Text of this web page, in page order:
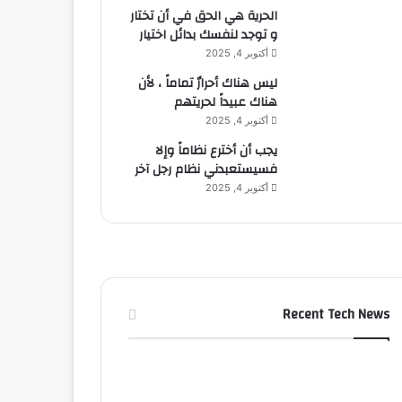
الحرية هي الحق في أن تختار
و توجد لنفسك بدائل اختيار
أكتوبر 4, 2025
ليس هناك أحرارٌ تماماً ، لأن
هناك عبيداً لحريتهم
أكتوبر 4, 2025
يجب أن أخترع نظاماً وإلا
فسيستعبدني نظام رجل آخر
أكتوبر 4, 2025
Recent Tech News